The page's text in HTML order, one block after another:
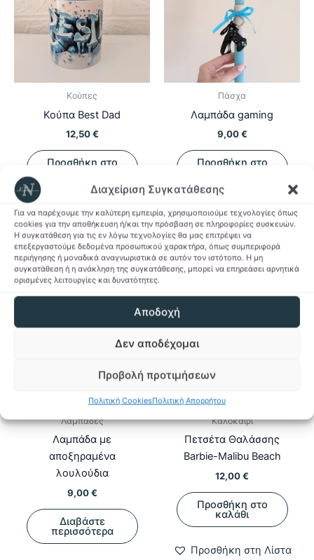
Διαχείριση Συγκατάθεσης
Για να παρέχουμε την καλύτερη εμπειρία, χρησιμοποιούμε τεχνολογίες όπως
cookies για την αποθήκευση ή/και την πρόσβαση σε πληροφορίες συσκευών.
Η συγκατάθεση για τις εν λόγω τεχνολογίες θα μας επιτρέψει να
επεξεργαστούμε δεδομένα προσωπικού χαρακτήρα, όπως συμπεριφορά
περιήγησης ή μοναδικά αναγνωριστικά σε αυτόν τον ιστότοπο. Η μη
συγκατάθεση ή η ανάκληση της συγκατάθεσης, μπορεί να επηρεάσει αρνητικά
ορισμένες λειτουργίες και δυνατότητες.
Αποδοχή
Δεν αποδέχομαι
Προβολή προτιμήσεων
Πολιτική CookiesΠολιτική Απορρήτου
Κούπες
Κούπα Best Dad
12,50€
Προσθήκη στο
Προσθήκη στη Λίστα
Επιθυμιών
Πάσχα
Λαμπάδα gaming
9,00€
Προσθήκη στο
Προσθήκη στη Λίστα
Επιθυμιών
ΕΚΤΌΣ ΑΠΟΘΈΜΑΤΟΣ
Λαμπάδες
Λαμπάδα με
αποξηραμένα
λουλούδια
9,00€
Διαβάστε
περισσότερα
Καλοκαίρι
Πετσέτα Θαλάσσης
Barbie-Malibu Beach
12,00€
Προσθήκη στο
καλάθι
Προσθήκη στη Λίστα